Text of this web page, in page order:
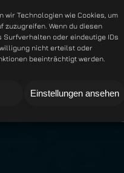
Technologien wie Cookies, um
Wenn du diesen
Surfverhalten oder eindeutige IDs
nicht erteilst oder
beeinträchtigt werden.
Einstellungen ansehen